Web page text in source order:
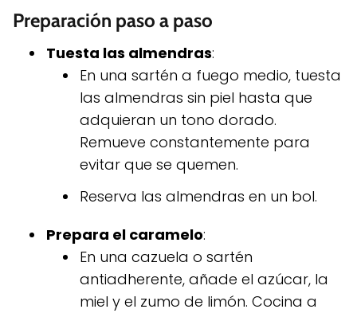
Preparación paso a paso
Tuesta las almendras:
En una sartén a fuego medio, tuesta
las almendras sin piel hasta que
adquieran un tono dorado.
Remueve constantemente para
evitar que se quemen.
Reserva las almendras en un bol.
Prepara el caramelo:
En una cazuela o sartén
antiadherente, añade el azúcar, la
miel y el zumo de limón. Cocina a